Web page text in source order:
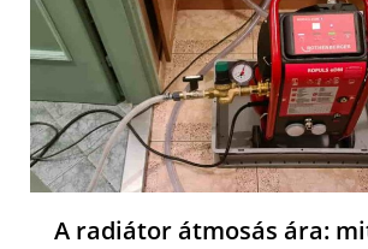
A radiátor átmosás ára: